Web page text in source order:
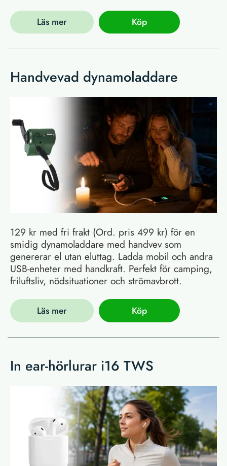
Läs mer Köp
Handvevad dynamoladdare
129 kr med fri frakt (Ord. pris 499 kr) för en
smidig dynamoladdare med handvev som
genererar el utan eluttag. Ladda mobil och andra
USB-enheter med handkraft. Perfekt för camping,
friluftsliv, nödsituationer och strömavbrott.
Läs mer Köp
In ear-hörlurar i16 TWS